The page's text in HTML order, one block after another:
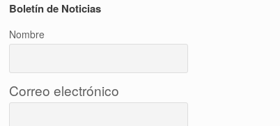
Boletín de Noticias
Nombre
Correo electrónico